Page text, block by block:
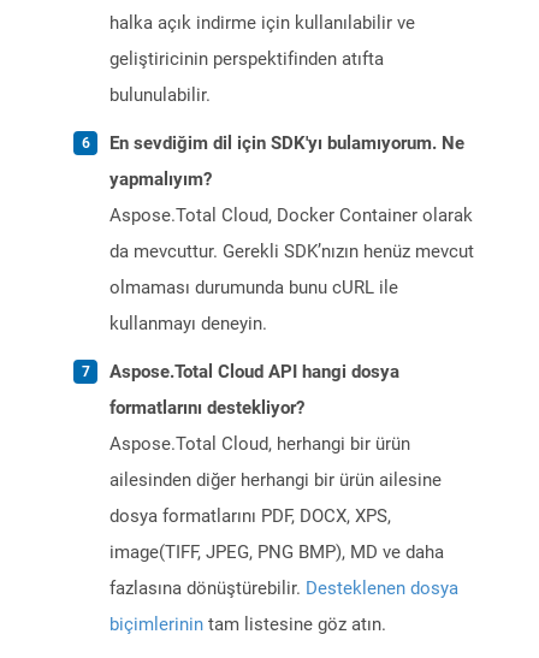
halka açık indirme için kullanılabilir ve
geliştiricinin perspektifinden atıfta
bulunulabilir.
En sevdiğim dil için SDK'yı bulamıyorum. Ne
yapmalıyım?
Aspose.Total Cloud, Docker Container olarak
da mevcuttur. Gerekli SDK’nızın henüz mevcut
olmaması durumunda bunu cURL ile
kullanmayı deneyin.
Aspose.Total Cloud API hangi dosya
formatlarını destekliyor?
Aspose.Total Cloud, herhangi bir ürün
ailesinden diğer herhangi bir ürün ailesine
dosya formatlarını PDF, DOCX, XPS,
image(TIFF, JPEG, PNG BMP), MD ve daha
fazlasına dönüştürebilir. Desteklenen dosya
biçimlerinin tam listesine göz atın.